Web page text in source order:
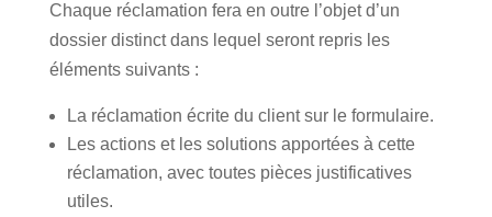
Chaque réclamation fera en outre l’objet d’un
dossier distinct dans lequel seront repris les
éléments suivants :
La réclamation écrite du client sur le formulaire.
Les actions et les solutions apportées à cette
réclamation, avec toutes pièces justificatives
utiles.